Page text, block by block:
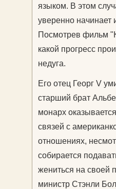
языком. В этом
уверенно начинает
Посмотрев фильм
какой прогресс
недуга.
Его отец Георг V
старший брат
монарх
связей с
отношениях,
собирается
жениться на своей
министр Стэнли